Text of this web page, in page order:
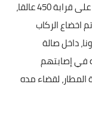
بالفعل، في تطبيق توصية إلغاء الحجر الصحي على قرابة 450 عالقا،
تم اخضاع الركاب
داخل صالة
في إصابتهم
لقضاء مده